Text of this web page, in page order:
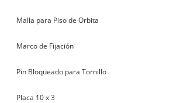
Malla para Piso de Orbita
Marco de Fijación
Pin Bloqueado para Tornillo
Placa 10 x 3